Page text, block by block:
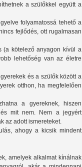
a szülőkkel együtt a
folyamatossá tehető a
fejlődés, ott rugalmasan
(a kötelező anyagon kívül a
lehetőség van az életre
és a szülők között a
otthon, ha megfelelően
a gyereknek, hiszen
mit nem. Nem a jegyért
az adott ismereteket.
ahogy a kicsik mindent
amelyek alkalmat kínálnak